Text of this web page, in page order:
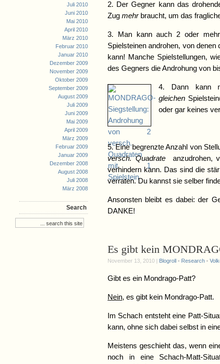
Juli 2010
Juni 2010
Mai 2010
April 2010
März 2010
Februar 2010
Januar 2010
Dezember 2009
November 2009
Oktober 2009
September 2009
August 2009
Juli 2009
Juni 2009
Mai 2009
April 2009
März 2009
Februar 2009
Januar 2009
Dezember 2008
August 2008
Juli 2008
März 2008
Search
2. Der Gegner kann das
Zug mehrbraucht, um das
3. Man kann auch 2 oder
Spielsteinen androhen, von
kann! Manche Spielstellungen,
des Gegners die Androhung von
4. Dann kann
gleichen
oder gar keines
5. Eine begrenzte Anzahl von
versch. Quadrateanzudrohen,
verhindern kann. Das sind die
verraten. Du kannst sie selber
Ansonsten bleibt es dabei: der
DANKE!
Es gibt kein
November 13, 2010 | Blogroll • Research •
Gibt es ein Mondrago-Patt?
Nein, es gibt kein Mondrago-Patt.
Im Schach entsteht eine Patt-
kann, ohne sich dabei selbst in
Meistens geschieht das, wenn
noch in eine Schach-Matt-